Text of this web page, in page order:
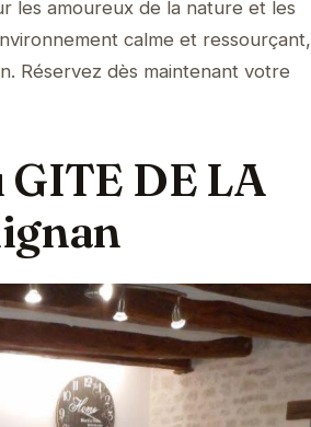
les amoureux de la nature et les
calme et ressourçant,
Réservez dès maintenant votre
DE LA